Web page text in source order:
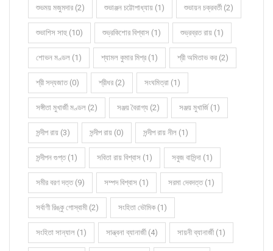
শুভময় মজুমদার (2) শুভাঞ্জন চট্টোপাধ্যায় (1) শুভায়ন চক্রবর্তী (2)
শুভাশিস সাহু (10) শুভ্রকিশোর বিশ্বাস (1) শুভ্রব্রত রায় (1)
শোভন মণ্ডল (1) শ্যামল কুমার মিশ্র (1) শ্রী অমিতাভ কর (2)
শ্রী সদ্যজাত (0) শ্রীধর (2) সংঘমিত্রা (1)
সঙ্গীতা মুখার্জী মণ্ডল (2) সঞ্জয় বৈরাগ্য (2) সঞ্জয় মুখার্জি (1)
সন্দীপ রায় (3) সন্দীপ রায় (0) সন্দীপ রায় নীল (1)
সন্দীপন গুপ্ত (1) সবিতা রায় বিশ্বাস (1) সবুজ বাসিন্দা (1)
সমীর বরণ দত্ত (9) সম্পদ বিশ্বাস (1) সরমা দেবদত্ত (1)
সর্বাণী রিঙ্কু গোস্বামী (2) সংহিতা ভৌমিক (1)
সংহিতা সান্যাল (1) সান্ত্বনা ব্যানার্জী (4) সায়নী ব্যানার্জী (1)